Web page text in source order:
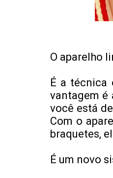
O aparelho
É a técnica
vantagem é
você está
Com o
braquetes,
É um novo